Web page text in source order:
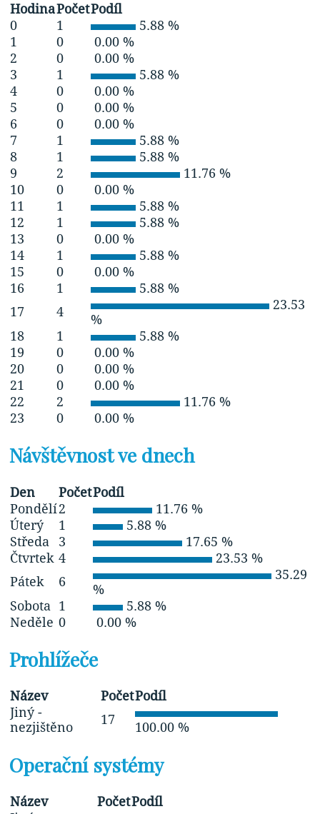
HodinaPočetPodíl
0
1
5.88 %
1
0
0.00 %
2
0
0.00 %
3
1
5.88 %
4
0
0.00 %
5
0
0.00 %
6
0
0.00 %
7
1
5.88 %
8
1
5.88 %
9
2
11.76 %
10
0
0.00 %
11
1
5.88 %
12
1
5.88 %
13
0
0.00 %
14
1
5.88 %
15
0
0.00 %
16
1
5.88 %
17
4
23.53
%
18
1
5.88 %
19
0
0.00 %
20
0
0.00 %
21
0
0.00 %
22
2
11.76 %
23
0 0.00 %
Návštěvnost ve dnech
Den PočetPodíl
Pondělí2
11.76 %
Úterý
1
5.88 %
Středa
3
17.65 %
Čtvrtek 4
23.53 %
Pátek
6
35.29
%
Sobota
1
5.88 %
Neděle 0 0.00 %
Prohlížeče
Název PočetPodíl
Jiný -
nezjištěno
17
100.00 %
Operační systémy
Název PočetPodíl